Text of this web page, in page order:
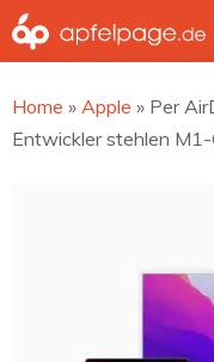
Zum
Inhalt
Home » Apple » Per
Entwickler stehlen